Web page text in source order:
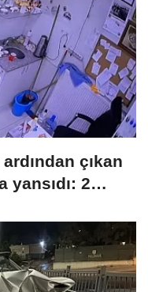
çıkan
yansıdı: 2